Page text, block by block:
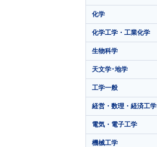
化学
化学工学・工業化学
生物科学
天文学･地学
工学一般
経営・数理・経済工学
電気・電子工学
機械工学